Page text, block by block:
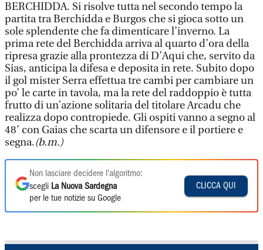
BERCHIDDA. Si risolve tutta nel secondo tempo la
partita tra Berchidda e Burgos che si gioca sotto un
sole splendente che fa dimenticare l’inverno. La
prima rete del Berchidda arriva al quarto d’ora della
ripresa grazie alla prontezza di D’Aqui che, servito da
Sias, anticipa la difesa e deposita in rete. Subito dopo
il gol mister Serra effettua tre cambi per cambiare un
po’ le carte in tavola, ma la rete del raddoppio è tutta
frutto di un’azione solitaria del titolare Arcadu che
realizza dopo contropiede. Gli ospiti vanno a segno al
48’ con Gaias che scarta un difensore e il portiere e
segna.(b.m.)
Non lasciare decidere l'algoritmo:
scegli La Nuova Sardegna
per le tue notizie su Google
CLICCA QUI